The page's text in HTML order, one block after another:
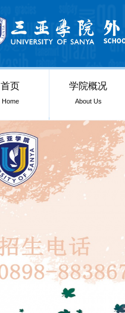
首页
Home
学院概况
About Us